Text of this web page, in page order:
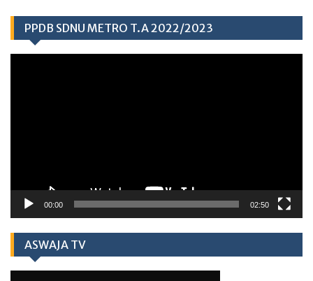
PPDB SDNU METRO T.A 2022/2023
00:00 02:50
ASWAJA TV